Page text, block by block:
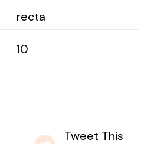
recta
10
Tweet This